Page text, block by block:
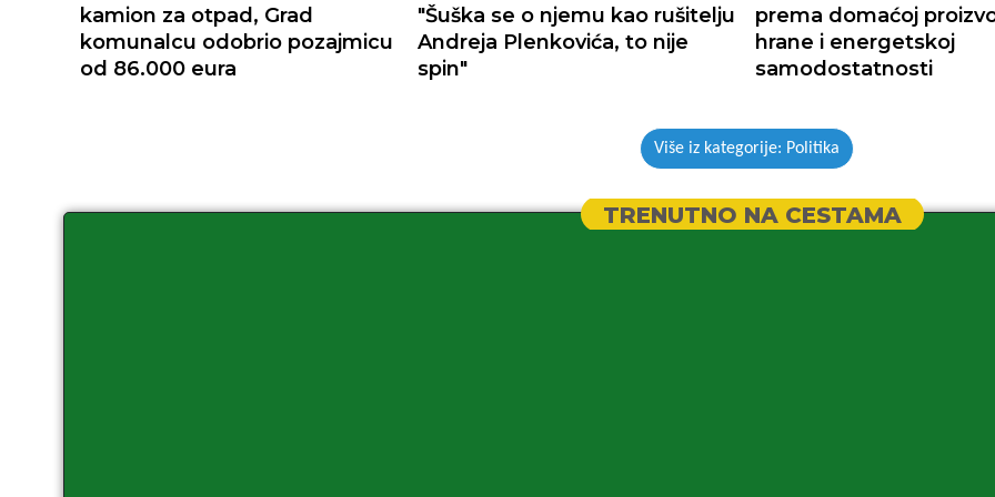
kamion za otpad, Grad
komunalcu odobrio pozajmicu
od 86.000 eura
"Šuška se o njemu kao rušitelju
Andreja Plenkovića, to nije
spin"
prema domaćoj
hrane i energetskoj
samodostatnosti
Više iz kategorije: Politika
TRENUTNO NA CESTAMA